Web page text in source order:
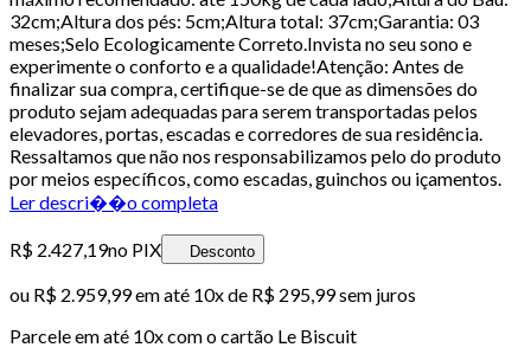
32cm;Altura dos pés: 5cm;Altura total: 37cm;Garantia: 03
meses;Selo Ecologicamente Correto.Invista no seu sono e
experimente o conforto e a qualidade!Atenção: Antes de
finalizar sua compra, certifique-se de que as dimensões do
produto sejam adequadas para serem transportadas pelos
elevadores, portas, escadas e corredores de sua residência.
Ressaltamos que não nos responsabilizamos pelo do produto
por meios específicos, como escadas, guinchos ou içamentos.
Ler descri��o completa
R$ 2.427,19no PIX Desconto
ou R$ 2.959,99em até 10x de R$ 295,99 sem juros
Parcele em até 10x com o cartão Le Biscuit